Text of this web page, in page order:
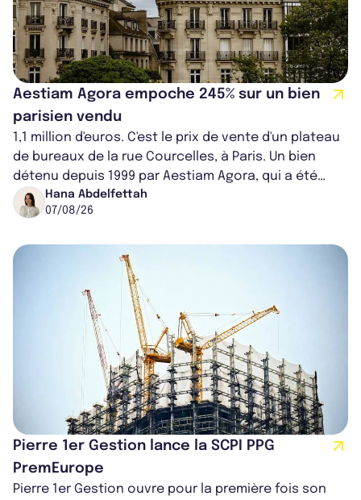
Aestiam Agora empoche 245% sur un bien
parisien vendu
1,1 million d'euros. C'est le prix de vente d'un plateau
de bureaux de la rue Courcelles, à Paris. Un bien
détenu depuis 1999 par Aestiam Agora, qui a été
cédé avec une plus-value...
Hana Abdelfettah
07/08/26
Pierre 1er Gestion lance la SCPI PPG
PremEurope
Pierre 1er Gestion ouvre pour la première fois son